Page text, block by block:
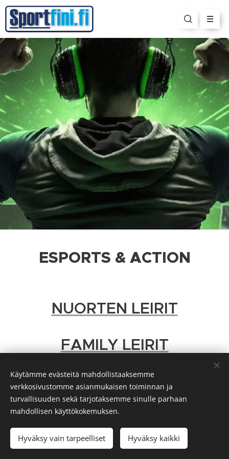
ESPORTS & ACTION
NUORTEN LEIRIT
FAMILY LEIRIT
Kaikki oikeudet pidätetään
Evästeet
Käytämme evästeitä mahdollistaaksemme
verkkosivustomme asianmukaisen toiminnan ja
turvallisuuden sekä tarjotaksemme sinulle parhaan
mahdollisen käyttökokemuksen.
Hyväksy vain tarpeelliset Hyväksy kaikki